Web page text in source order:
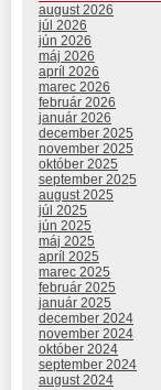
august 2026
júl 2026
jún 2026
máj 2026
apríl 2026
marec 2026
február 2026
január 2026
december 2025
november 2025
október 2025
september 2025
august 2025
júl 2025
jún 2025
máj 2025
apríl 2025
marec 2025
február 2025
január 2025
december 2024
november 2024
október 2024
september 2024
august 2024